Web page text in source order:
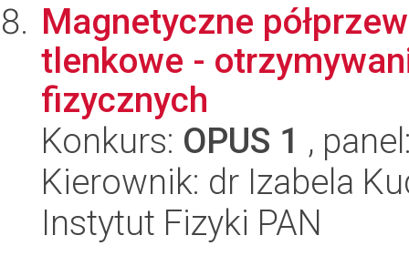
Magnetyczne
tlenkowe -
fizycznych
Konkurs: OPUS 1 ,
Kierownik: dr Izabela
Instytut Fizyki PAN